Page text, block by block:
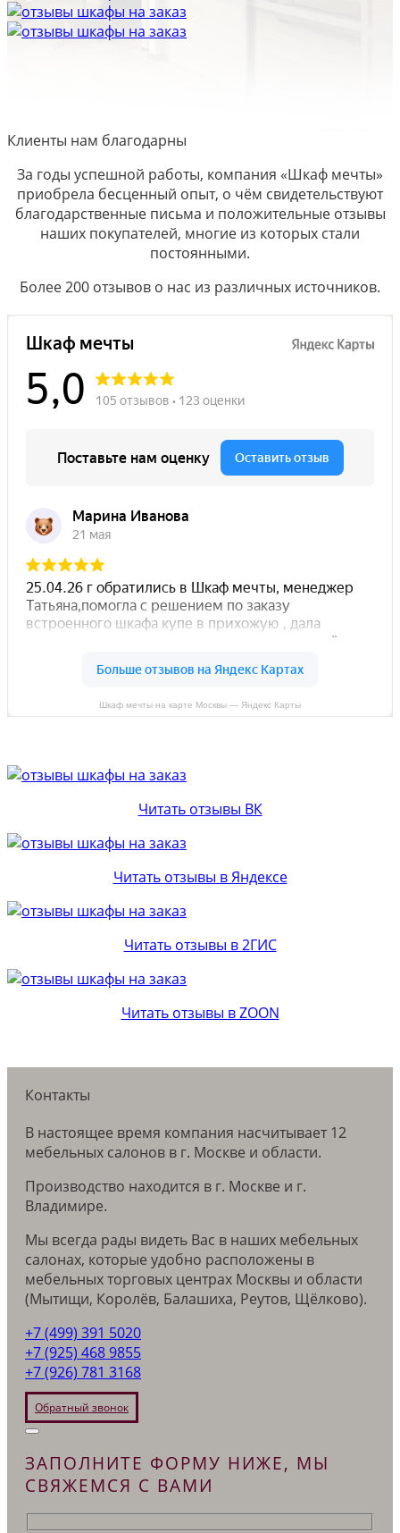
Клиенты нам благодарны
За годы успешной работы, компания «Шкаф мечты»
приобрела бесценный опыт, о чём свидетельствуют
благодарственные письма и положительные отзывы
наших покупателей, многие из которых стали
постоянными.
Более 200 отзывов о нас из различных источников.
Шкаф мечты на карте Москвы — Яндекс Карты
Читать отзывы ВК
Читать отзывы в Яндексе
Читать отзывы в 2ГИС
Читать отзывы в ZOON
Контакты
В настоящее время компания насчитывает 12
мебельных салонов в г. Москве и области.
Производство находится в г. Москве и г.
Владимире.
Мы всегда рады видеть Вас в наших мебельных
салонах, которые удобно расположены в
мебельных торговых центрах Москвы и области
(Мытищи, Королёв, Балашиха, Реутов, Щёлково).
+7 (499) 391 5020
+7 (925) 468 9855
+7 (926) 781 3168
Обратный звонок
ЗАПОЛНИТЕ ФОРМУ НИЖЕ, МЫ
СВЯЖЕМСЯ С ВАМИ